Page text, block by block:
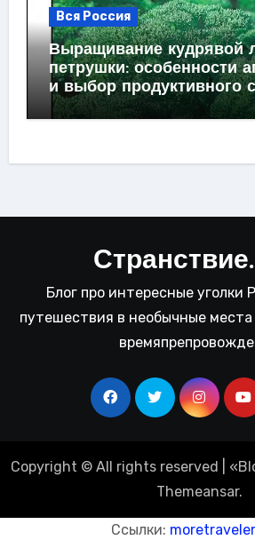
Вся Россия
Выращивание кудрявой
петрушки: особенности
и выбор продуктивного
Блог про интересные уголки
путешествия в необычные
Copyright © All rights reserved «
Themeansar.
Ссылки: